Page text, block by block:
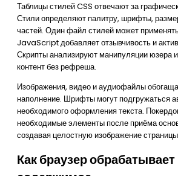
Таблицы стилей CSS отвечают за
Стили определяют палитру, шрифты,
частей. Один файл стилей может
JavaScript добавляет отзывчивость и
Скрипты анализируют манипуляции юзера
контент без рефреша.
Изображения, видео и аудиофайлы
наполнение. Шрифты могут подгружаться
необходимого оформления текста.
необходимые элементы после приёма
создавая целостную изображение
Как браузер